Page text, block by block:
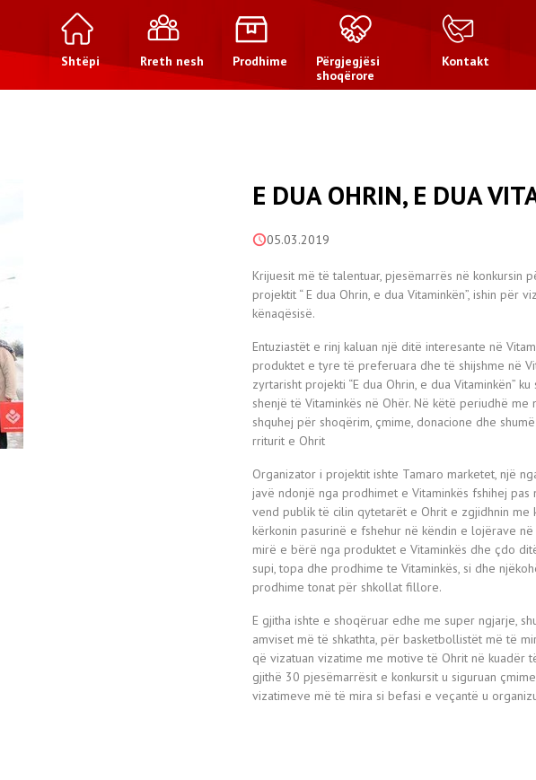
Shtëpi Rreth nesh Prodhime
Përgjegjësi
shoqërore
Kontakt
E DUA OHRIN, E DUA
05.03.2019
Krijuesit më të talentuar, pjesëmarrës në konkursin
projektit “ E dua Ohrin, e dua Vitaminkën”, ishin për
kënaqësisë.
Entuziastët e rinj kaluan një ditë interesante në
produktet e tyre të preferuara dhe të shijshme në
zyrtarisht projekti “E dua Ohrin, e dua Vitaminkën”
shenjë të Vitaminkës në Ohër. Në këtë periudhë
shquhej për shoqërim, çmime, donacione dhe
rriturit e Ohrit
Organizator i projektit ishte Tamaro marketet, një
javë ndonjë nga prodhimet e Vitaminkës fshihej
vend publik të cilin qytetarët e Ohrit e zgjidhnin me
kërkonin pasurinë e fshehur në këndin e lojërave
mirë e bërë nga produktet e Vitaminkës dhe çdo
supi, topa dhe prodhime te Vitaminkës, si dhe
prodhime tonat për shkollat fillore.
E gjitha ishte e shoqëruar edhe me super ngjarje,
amviset më të shkathta, për basketbollistët më të
që vizatuan vizatime me motive të Ohrit në kuadër
gjithë 30 pjesëmarrësit e konkursit u siguruan
vizatimeve më të mira si befasi e veçantë u